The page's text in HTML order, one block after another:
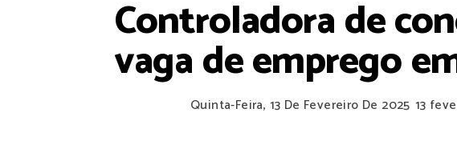
Controladora de
vaga de emprego
Quinta-Feira, 13 De Fevereiro De 2025 13